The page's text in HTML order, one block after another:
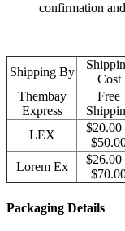
confirmation
Shipping By
Cost
Thembay
Express
Free
LEX
$20.00
Lorem Ex
$26.00
Packaging Details